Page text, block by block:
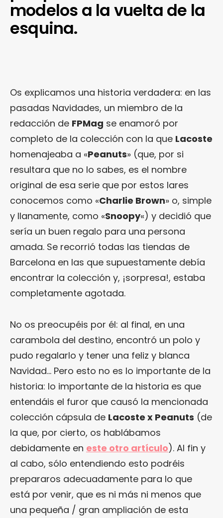
modelos a la vuelta de la
esquina.
Os explicamos una historia verdadera: en las
pasadas Navidades, un miembro de la
redacción de FPMag se enamoró por
completo de la colección con la que Lacoste
homenajeaba a «Peanuts» (que, por si
resultara que no lo sabes, es el nombre
original de esa serie que por estos lares
conocemos como «Charlie Brown» o, simple
y llanamente, como «Snoopy«) y decidió que
sería un buen regalo para una persona
amada. Se recorrió todas las tiendas de
Barcelona en las que supuestamente debía
encontrar la colección y, ¡sorpresa!, estaba
completamente agotada.
No os preocupéis por él: al final, en una
carambola del destino, encontró un polo y
pudo regalarlo y tener una feliz y blanca
Navidad… Pero esto no es lo importante de la
historia: lo importante de la historia es que
entendáis el furor que causó la mencionada
colección cápsula de Lacoste x Peanuts (de
la que, por cierto, os hablábamos
debidamente en este otro artículo). Al fin y
al cabo, sólo entendiendo esto podréis
prepararos adecuadamente para lo que
está por venir, que es ni más ni menos que
una pequeña / gran ampliación de esta